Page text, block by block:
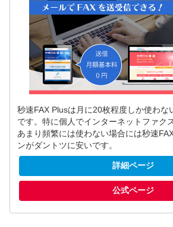
秒速FAX Plusは月に20枚程度しか使わな
です。特に個人でインターネットファク
あまり頻繁には使わない場合には秒速
ンがダントツに安いです。
詳細ページ
公式ページ